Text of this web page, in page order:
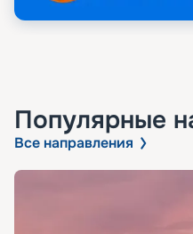
Популярные
Все направления